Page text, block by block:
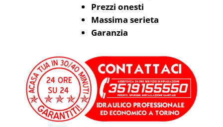
Prezzi onesti
Massima serieta
Garanzia